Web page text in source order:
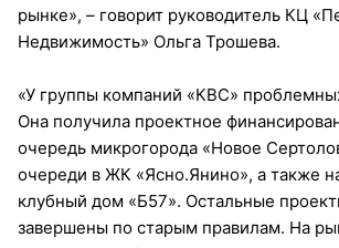
рынке», – говорит руководитель КЦ
Недвижимость» Ольга Трошева.
«У группы компаний «КВС»
Она получила проектное
очередь микрогорода «Новое
очереди в ЖК «Ясно.Янино», а также
клубный дом «Б57». Остальные
завершены по старым правилам. На